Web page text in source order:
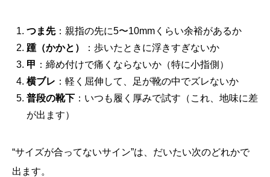
つま先：親指の先に5〜10mmくらい余裕があるか
踵（かかと）
：歩いたときに浮きすぎないか
甲 ：締め付けで痛くならないか（特に小指側）
横ブレ ：軽く屈伸して、足が靴の中でズレないか
普段の靴下 ：いつも履く厚みで試す（これ、地味に差
が出ます）
“サイズが合ってないサイン”は、だいたい次のどれかで
出ます。